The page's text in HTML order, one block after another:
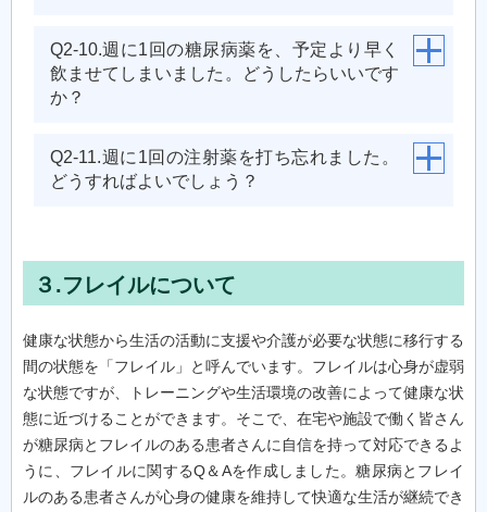
Q2-10.週に1回の糖尿病薬を、予定より早く
飲ませてしまいました。どうしたらいいです
か？
Q2-11.週に1回の注射薬を打ち忘れました。
どうすればよいでしょう？
３.フレイルについて
健康な状態から生活の活動に支援や介護が必要な状態に移行する
間の状態を「フレイル」と呼んでいます。フレイルは心身が虚弱
な状態ですが、トレーニングや生活環境の改善によって健康な状
態に近づけることができます。そこで、在宅や施設で働く皆さん
が糖尿病とフレイルのある患者さんに自信を持って対応できるよ
うに、フレイルに関するQ＆Aを作成しました。糖尿病とフレイ
ルのある患者さんが心身の健康を維持して快適な生活が継続でき